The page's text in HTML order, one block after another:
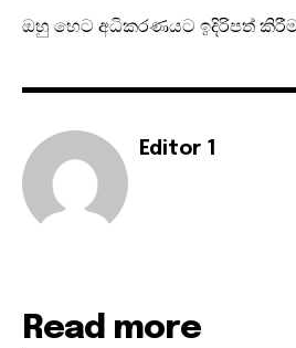
ඔහු හෙට අධිකරණයට ඉදිරිපත්
Editor 1
Read more